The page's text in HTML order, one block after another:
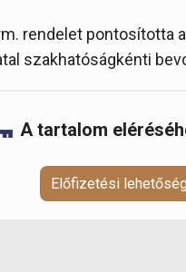
rendelet pontosította
szakhatóságkénti
A tartalom
Előfizetési